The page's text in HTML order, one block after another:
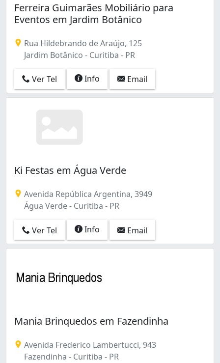
Ferreira Guimarães Mobiliário para
Eventos em Jardim Botânico
Rua Hildebrando de Araújo, 125
Jardim Botânico - Curitiba - PR
Ver Tel Info Email
Ki Festas em Água Verde
Avenida República Argentina, 3949
Água Verde - Curitiba - PR
Ver Tel Info Email
Mania Brinquedos em Fazendinha
Avenida Frederico Lambertucci, 943
Fazendinha - Curitiba - PR